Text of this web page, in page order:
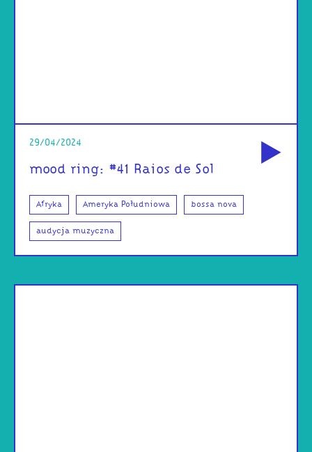
29/04/2024
mood ring: #41 Raios de Sol
Afryka Ameryka Południowa bossa nova
audycja muzyczna